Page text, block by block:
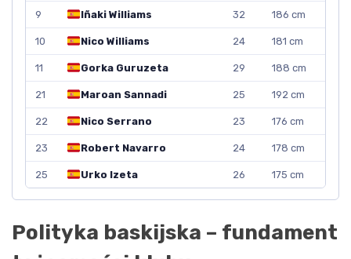
9 Iñaki Williams 32 186 cm
10 Nico Williams 24 181 cm
11 Gorka Guruzeta 29 188 cm
21 Maroan Sannadi 25 192 cm
22 Nico Serrano 23 176 cm
23 Robert Navarro 24 178 cm
25 Urko Izeta 26 175 cm
Polityka baskijska – fundament